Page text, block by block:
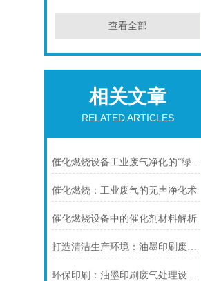
查看全部
相关文章
RELATED ARTICLES
催化燃烧设备工业废气净化的“绿色心脏”
催化燃烧：工业废气的无声净化术
催化燃烧设备中的催化剂材料解析
打造清洁生产环境：油墨印刷废气处理设备的重要性
环保印刷：油墨印刷废气处理设备的重要性